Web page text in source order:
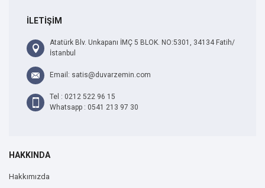
İLETİŞİM
Atatürk Blv. Unkapanı İMÇ 5 BLOK. NO:5301, 34134 Fatih/
İstanbul
Email: satis@duvarzemin.com
Tel : 0212 522 96 15
Whatsapp : 0541 213 97 30
HAKKINDA
Hakkımızda